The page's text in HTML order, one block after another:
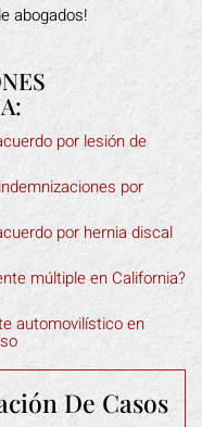
abogados!
por lesión de
por
por hernia discal
múltiple en California?
automovilístico en
De Casos